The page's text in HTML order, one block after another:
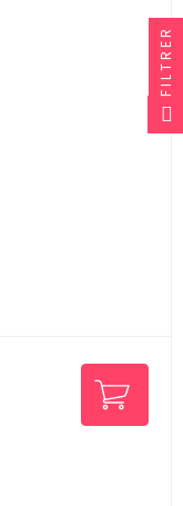
FILTRER